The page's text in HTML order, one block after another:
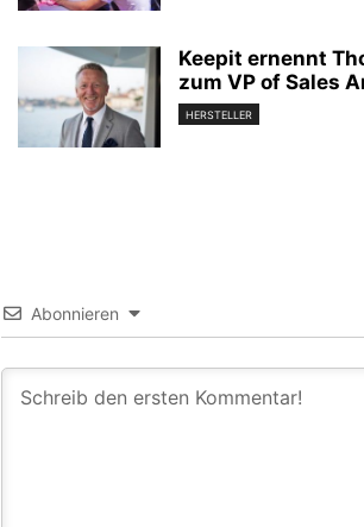
Keepit ernennt
zum VP of Sales
HERSTELLER
Abonnieren